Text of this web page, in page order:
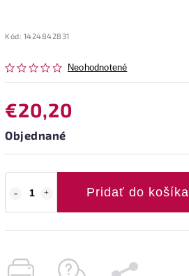
Kód: 1424842831
Neohodnotené
€20,20
Objednané
Pridať do košíka